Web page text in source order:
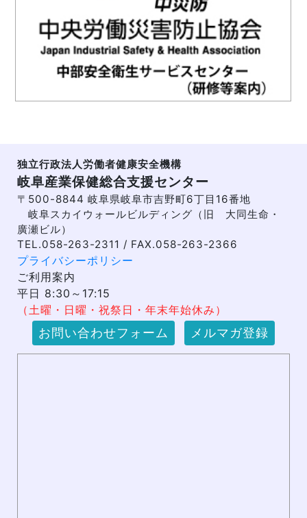
独立行政法人労働者健康安全機構
岐阜産業保健総合支援センター
〒500-8844 岐阜県岐阜市吉野町6丁目16番地
岐阜スカイウォールビルディング（旧 大同生命・
廣瀬ビル）
TEL.058-263-2311 / FAX.058-263-2366
プライバシーポリシー
ご利用案内
平日 8:30～17:15
（土曜・日曜・祝祭日・年末年始休み）
お問い合わせフォーム メルマガ登録